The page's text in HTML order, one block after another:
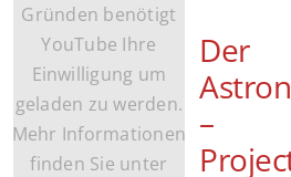
Gründen benötigt
YouTube Ihre
Einwilligung um
geladen zu werden.
Mehr Informationen
finden Sie unter
Der
–